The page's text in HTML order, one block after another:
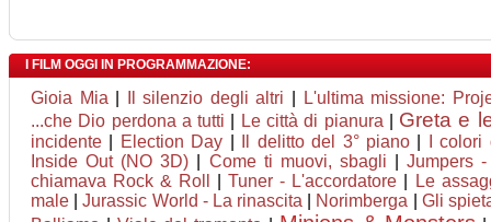
I FILM OGGI IN PROGRAMMAZIONE:
Gioia Mia Il silenzio degli altri
L'ultima missione:
...che Dio perdona a tutti
Le città di pianura Greta e
incidente Election Day Il delitto del 3° piano
I
Inside Out (NO 3D)
Come ti muovi, sbagli |Jumpers
chiamava Rock & Roll
|Tuner - L'accordatore
Le
male |Jurassic World - La rinascita Norimberga
Gli